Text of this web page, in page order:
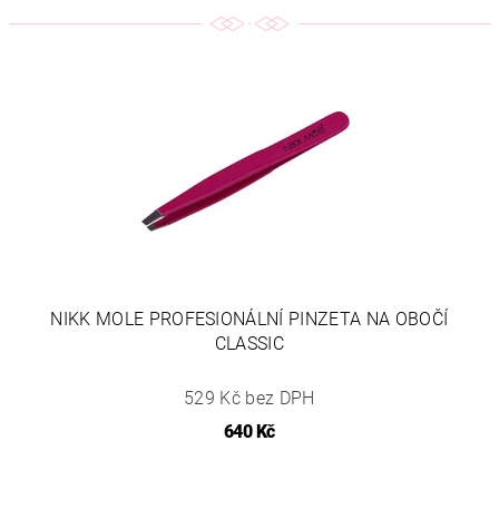
NIKK MOLE PROFESIONÁLNÍ PINZETA NA OBOČÍ
CLASSIC
529 Kč bez DPH
640 Kč